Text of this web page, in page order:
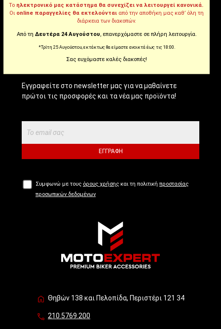
Tiktok
NEWSLETTER!
Εγγραφείτε στο newsletter μας για να μαθαίνετε
πρώτοι τις προσφορές και τα νέα μας προϊόντα!
ΕΓΓΡΑΦΉ
Συμφωνώ με τους όρους χρήσης και τη πολιτική προστασίας
προσωπικών δεδομένων
Θηβών 138 και Πελοπίδα, Περιστέρι 121 34
210.5769.200
Το ηλεκτρονικό μας κατάστημα θα συνεχίζει να λειτουργεί κανονικά.
Οι online παραγγελίες θα εκτελούνται από την αποθήκη μας καθ’ όλη τη
διάρκεια των διακοπών.
Από τη Δευτέρα 24 Αυγούστου, επανερχόμαστε σε πλήρη λειτουργία.
*Τρίτη 25 Αυγούστου, εκτάκτως θα είμαστε ανοικτά έως τις 18:00.
Σας ευχόμαστε καλές διακοπές!